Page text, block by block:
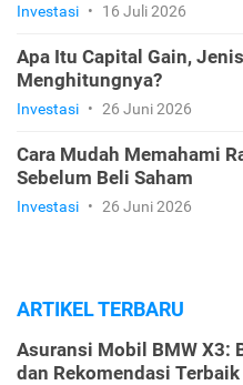
Investasi • 16 Juli 2026
Apa Itu Capital Gain,
Menghitungnya?
Investasi • 26 Juni 2026
Cara Mudah Memahami
Sebelum Beli Saham
Investasi • 26 Juni 2026
ARTIKEL TERBARU
Asuransi Mobil BMW X3:
dan Rekomendasi Terbaik